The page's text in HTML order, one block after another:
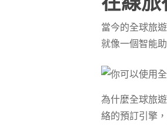
當今的全球旅
就像一個智能
為什麼全球旅
絡的預訂引擎